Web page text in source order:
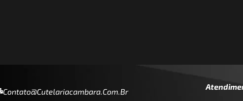
Contato@cutelariacambara.com.br